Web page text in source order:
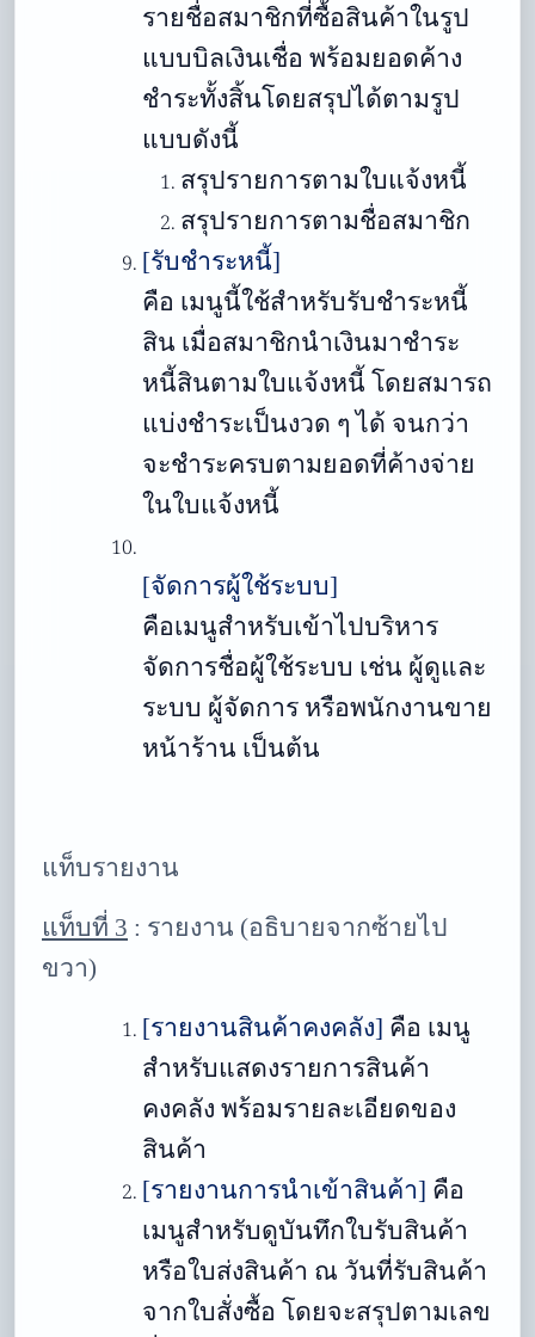
รายชื่อสมาชิกที่ซื้อสินค้าในรูป
แบบบิลเงินเชื่อ พร้อมยอดค้าง
ชำระทั้งสิ้นโดยสรุปได้ตามรูป
แบบดังนี้
สรุปรายการตามใบแจ้งหนี้
สรุปรายการตามชื่อสมาชิก
[รับชำระหนี้]
คือ เมนูนี้ใช้สำหรับรับชำระหนี้
สิน เมื่อสมาชิกนำเงินมาชำระ
หนี้สินตามใบแจ้งหนี้ โดยสมารถ
แบ่งชำระเป็นงวด ๆ ได้ จนกว่า
จะชำระครบตามยอดที่ค้างจ่าย
ในใบแจ้งหนี้
[จัดการผู้ใช้ระบบ]
คือเมนูสำหรับเข้าไปบริหาร
จัดการชื่อผู้ใช้ระบบ เช่น ผู้ดูและ
ระบบ ผู้จัดการ หรือพนักงานขาย
หน้าร้าน เป็นต้น
แท็บรายงาน
แท็บที่ 3 : รายงาน (อธิบายจากซ้ายไป
ขวา)
[รายงานสินค้าคงคลัง] คือ เมนู
สำหรับแสดงรายการสินค้า
คงคลัง พร้อมรายละเอียดของ
สินค้า
[รายงานการนำเข้าสินค้า] คือ
เมนูสำหรับดูบันทึกใบรับสินค้า
หรือใบส่งสินค้า ณ วันที่รับสินค้า
จากใบสั่งซื้อ โดยจะสรุปตามเลข